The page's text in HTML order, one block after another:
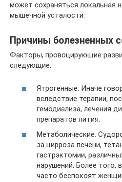
может сохраняться локальная
мышечной усталости.
Причины болезненных
Факторы, провоцирующие
следующие:
Ятрогенные. Иначе
вследствие терапии,
гемодиализа, лечения
препаратов лития.
Метаболические.
за цирроза печени,
гастрэктомии,
нарушений. Более
часто беспокоят